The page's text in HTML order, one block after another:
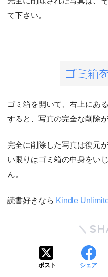
て下さい。
ゴミ箱を開いて、右上にあ
すると、写真の完全な削除が
完全に削除した写真は復元
い限りはゴミ箱の中身をい
ん。
読書好きなら Kindle
ポスト シェア